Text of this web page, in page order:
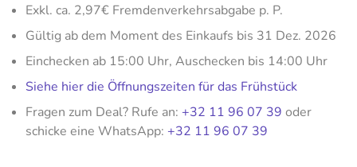
Exkl. ca. 2,97€ Fremdenverkehrsabgabe p. P.
Gültig ab dem Moment des Einkaufs bis 31 Dez. 2026
Einchecken ab 15:00 Uhr, Auschecken bis 14:00 Uhr
Siehe hier die Öffnungszeiten für das Frühstück
Fragen zum Deal? Rufe an: +32 11 96 07 39 oder
schicke eine WhatsApp: +32 11 96 07 39